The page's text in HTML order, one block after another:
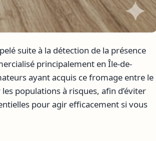
suite à la détection de la présence
principalement en Île-de-
ayant acquis ce fromage entre le
populations à risques, afin d’éviter
pour agir efficacement si vous